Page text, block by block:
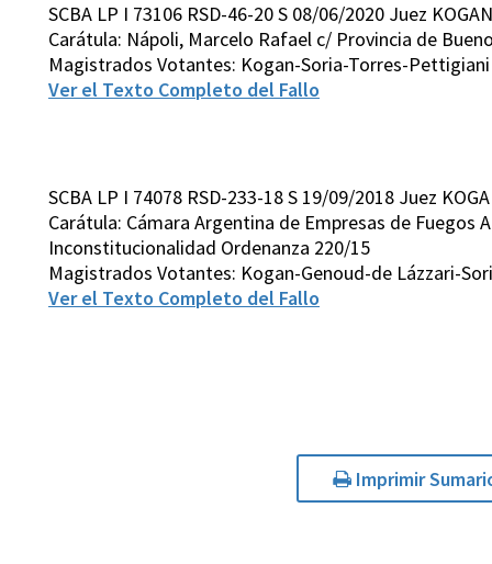
SCBA LP I 73106 RSD-46-20 S 08/06/2020 Juez
Carátula: Nápoli, Marcelo Rafael c/ Provincia de
Magistrados Votantes: Kogan-Soria-Torres-Pettigiani
Ver el Texto Completo del Fallo
SCBA LP I 74078 RSD-233-18 S 19/09/2018 Juez
Carátula: Cámara Argentina de Empresas de
Inconstitucionalidad Ordenanza 220/15
Magistrados Votantes: Kogan-Genoud-de Lázzari-
Ver el Texto Completo del Fallo
Imprimir